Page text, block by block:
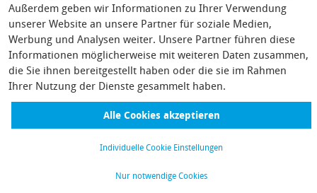
Außerdem geben wir Informationen zu Ihrer Verwendung
unserer Website an unsere Partner für soziale Medien,
Werbung und Analysen weiter. Unsere Partner führen diese
Informationen möglicherweise mit weiteren Daten zusammen,
die Sie ihnen bereitgestellt haben oder die sie im Rahmen
Ihrer Nutzung der Dienste gesammelt haben.
Alle Cookies akzeptieren
Individuelle Cookie Einstellungen
Nur notwendige Cookies
Unsere Partner
AGB
Pauschalreiserecht
Nutzungsbedingungen Vorteilsprogramm
Impressum
Widerrufsrecht/Datenschutz